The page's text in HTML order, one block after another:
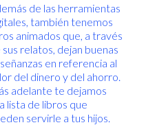
de las herramientas
también tenemos
animados que, a través
sus relatos, dejan buenas
en referencia al
del dinero y del ahorro.
adelante te dejamos
lista de libros que
servirle a tus hijos.